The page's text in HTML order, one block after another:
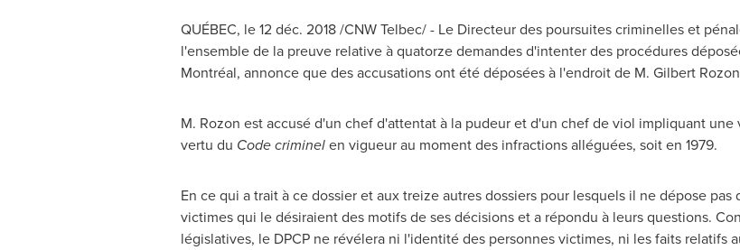
QUÉBEC, le 12 déc. 2018 /CNW Telbec/ - Le Directeur des poursuites criminelles et
l'ensemble de la preuve relative à quatorze demandes d'intenter des procédures
Montréal, annonce que des accusations ont été déposées à l'endroit de M. Gilbert
M. Rozon est accusé d'un chef d'attentat à la pudeur et d'un chef de viol impliquant
vertu du Code criminelen vigueur au moment des infractions alléguées, soit en 1979.
En ce qui a trait à ce dossier et aux treize autres dossiers pour lesquels il ne dépose
victimes qui le désiraient des motifs de ses décisions et a répondu à leurs questions.
législatives, le DPCP ne révélera ni l'identité des personnes victimes, ni les faits relatifs